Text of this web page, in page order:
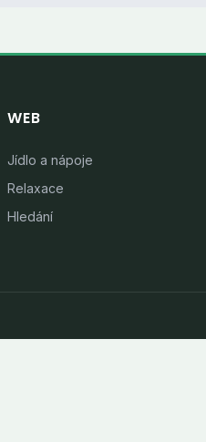
WEB
Jídlo a nápoje
Relaxace
Hledání